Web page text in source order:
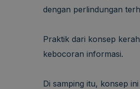
dengan perlindungan
Praktik dari konsep
kebocoran informasi.
Di samping itu, konsep